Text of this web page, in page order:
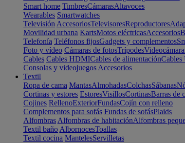
Smart home TimbresCámarasAltavoces
Wearables Smartwatches
Televisión AccesoriosTelevisoresReproductores
Movilidad urbana KartsMotos eléctricasAccesorios
Telefonía Teléfonos fijosGadgets y complementos
Foto y vídeo Cámaras de fotosTrípodes
Cables Cables HDMICables de alimentaciónCables
Consolas y videojuegos Accesorios
Textil
Ropa de cama MantasAlmohadasColchasSábanas
Cortinas y estores EstoresVisillosCortinasBarras de
Cojines RellenoExteriorFundasCojín con relleno
Complementos para sofás Fundas de sofásPlaids
Alfombras Alfombras de habitaciónAlfombras
Textil baño AlbornocesToallas
Textil cocina MantelesServilletas